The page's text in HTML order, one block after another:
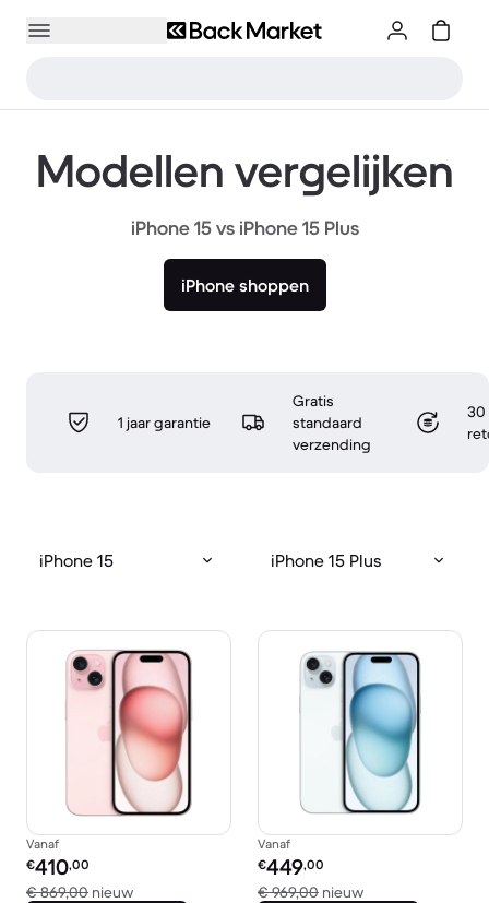
Modellen vergelijken
iPhone 15 vs iPhone 15 Plus
iPhone shoppen
1 jaar garantie
Gratis
standaard
verzending
30
iPhone 15 iPhone 15 Plus
Vanaf
Refurbished prijs:
€410,00
€ 869,00 nieuwVergeleken met € 869,00 nieuw
Vanaf
Refurbished prijs:
€449,00
€ 969,00 nieuwVergeleken met